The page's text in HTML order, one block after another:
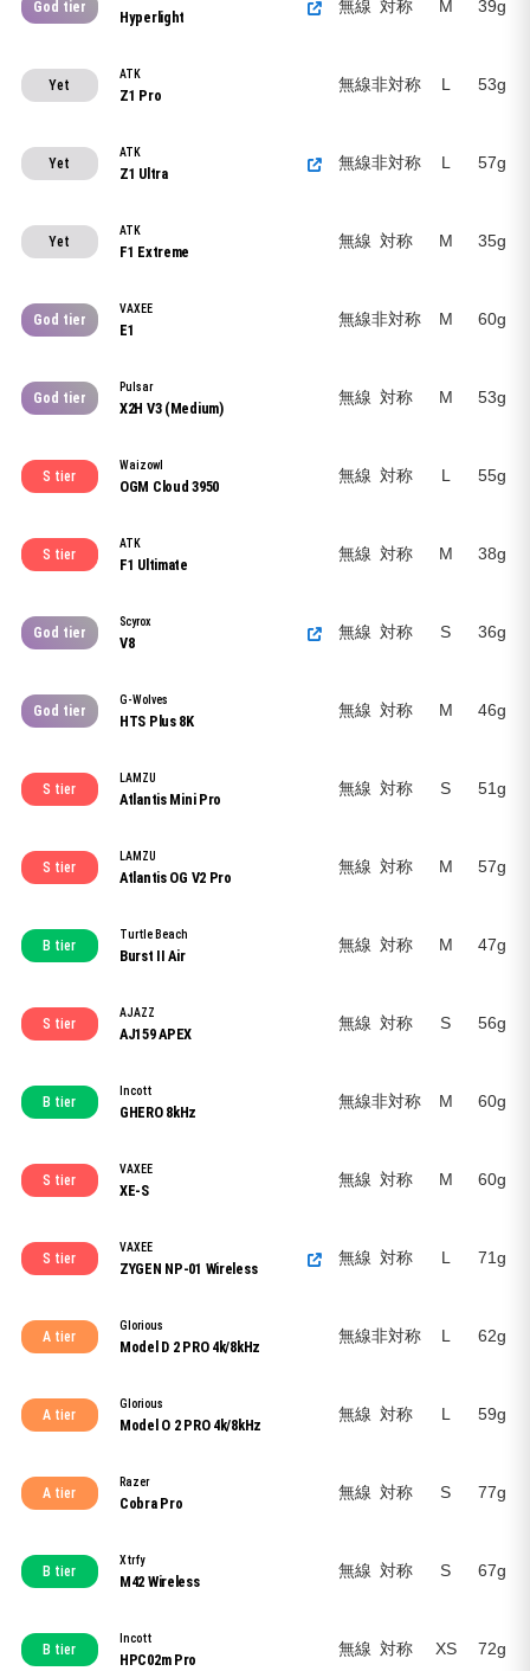
God tier
Hyperlight
無線 対称 M 39g
Yet
ATK
Z1 Pro
無線非対称 L 53g
Yet
ATK
Z1 Ultra
無線非対称 L 57g
Yet
ATK
F1 Extreme
無線 対称 M 35g
God tier
VAXEE
E1
無線非対称 M 60g
God tier
Pulsar
X2H V3 (Medium)
無線 対称 M 53g
S tier
Waizowl
OGM Cloud 3950
無線 対称 L 55g
S tier
ATK
F1 Ultimate
無線 対称 M 38g
God tier
Scyrox
V8
無線 対称 S 36g
God tier
G-Wolves
HTS Plus 8K
無線 対称 M 46g
S tier
LAMZU
Atlantis Mini Pro
無線 対称 S 51g
S tier
LAMZU
Atlantis OG V2 Pro
無線 対称 M 57g
B tier
Turtle Beach
Burst II Air
無線 対称 M 47g
S tier
AJAZZ
AJ159 APEX
無線 対称 S 56g
B tier
Incott
GHERO 8kHz
無線非対称 M 60g
S tier
VAXEE
XE-S
無線 対称 M 60g
S tier
VAXEE
ZYGEN NP-01 Wireless
無線 対称 L 71g
A tier
Glorious
Model D 2 PRO 4k/8kHz
無線非対称 L 62g
A tier
Glorious
Model O 2 PRO 4k/8kHz
無線 対称 L 59g
A tier
Razer
Cobra Pro
無線 対称 S 77g
B tier
Xtrfy
M42 Wireless
無線 対称 S 67g
B tier
Incott
HPC02m Pro
無線 対称 XS 72g